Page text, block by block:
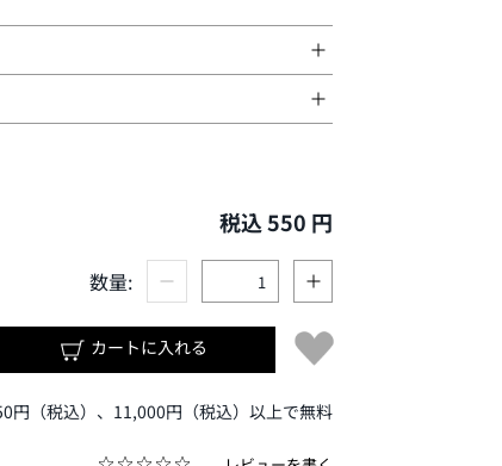
税込 550 円
数量:
カートに入れる
円（税込）、11,000円（税込）以上で無料